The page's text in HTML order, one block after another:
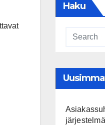
Haku